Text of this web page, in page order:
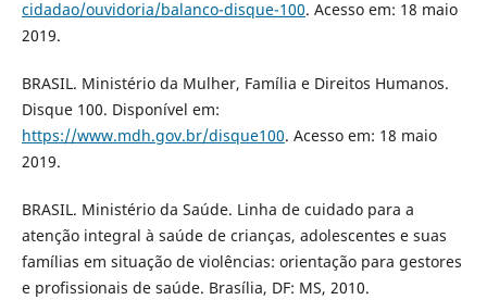
cidadao/ouvidoria/balanco-disque-100. Acesso em: 18 maio
2019.
BRASIL. Ministério da Mulher, Família e Direitos Humanos.
Disque 100. Disponível em:
https://www.mdh.gov.br/disque100. Acesso em: 18 maio
2019.
BRASIL. Ministério da Saúde. Linha de cuidado para a
atenção integral à saúde de crianças, adolescentes e suas
famílias em situação de violências: orientação para gestores
e profissionais de saúde. Brasília, DF: MS, 2010.